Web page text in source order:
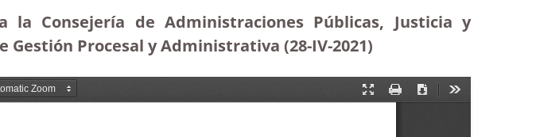
Consejería de Administraciones Públicas, Justicia y
Procesal y Administrativa (28-IV-2021)